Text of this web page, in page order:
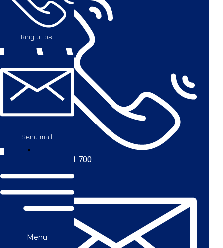
Ring til os
Send mail
Menu
+45 56 711 700